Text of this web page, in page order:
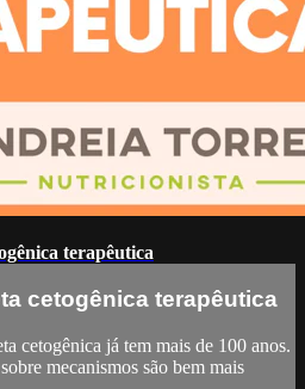
terapêutica
cetogênica terapêutica
cetogênica já tem mais de 100 anos.
mecanismos são bem mais